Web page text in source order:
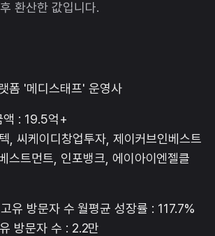
환산한 값입니다.
폼 '메디스태프' 운영사
액 : 19.5억+
, 씨케이디창업투자, 제이커브인베스트
스트먼트, 인포뱅크, 에이아이엔젤클
방문자 수 월평균 성장률 : 117.7%
방문자 수 : 2.2만